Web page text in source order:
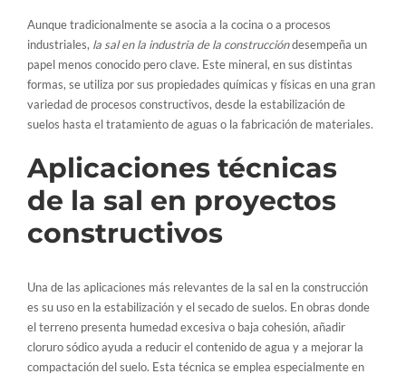
Aunque tradicionalmente se asocia a la cocina o a procesos
industriales, la sal en la industria de la construccióndesempeña un
papel menos conocido pero clave. Este mineral, en sus distintas
formas, se utiliza por sus propiedades químicas y físicas en una gran
variedad de procesos constructivos, desde la estabilización de
suelos hasta el tratamiento de aguas o la fabricación de materiales.
Aplicaciones técnicas
de la sal en proyectos
constructivos
Una de las aplicaciones más relevantes de la sal en la construcción
es su uso en la estabilización y el secado de suelos. En obras donde
el terreno presenta humedad excesiva o baja cohesión, añadir
cloruro sódico ayuda a reducir el contenido de agua y a mejorar la
compactación del suelo. Esta técnica se emplea especialmente en